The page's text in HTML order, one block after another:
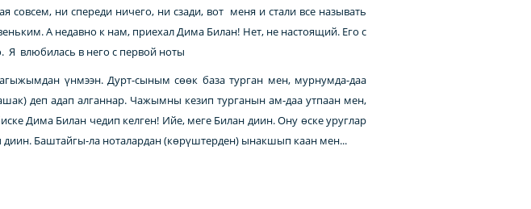
совсем, ни спереди ничего, ни сзади, вот меня и стали все называть
А недавно к нам, приехал Дима Билан! Нет, не настоящий. Его с
Я влюбилась в него с первой ноты
үнмээн. Дурт-сыным сөөк база турган мен, мурнумда-даа
деп адап алганнар. Чажымны кезип турганын ам-даа утпаан мен,
Дима Билан чедип келген! Ийе, меге Билан диин. Ону өске уруглар
Баштайгы-ла ноталардан (көрүштерден) ынакшып каан мен...